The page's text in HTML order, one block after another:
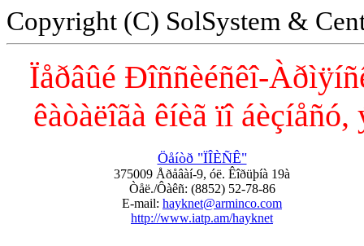
Copyright (C) SolSystem &
Ïåðâûé Ðîññèéñêî-
êàòàëîãà êíèã ïî
Öåíòð "ÏÎÈÑÊ"
375009 Åðåâàí-9, óë. Êîðüþíà 19à
Òåë./Ôàêñ: (8852) 52-78-86
E-mail: hayknet@arminco.com
http://www.iatp.am/hayknet